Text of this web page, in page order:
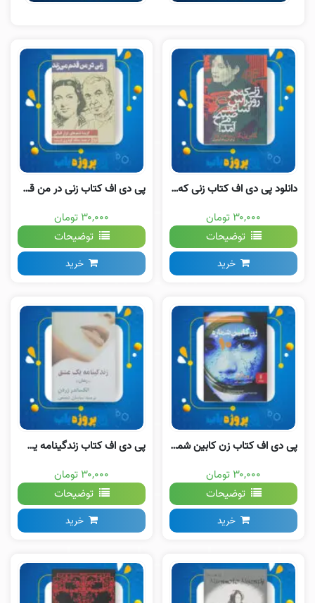
دانلود پی دی اف کتاب زنی که هر روز راس ساعت ۶ صبح می آمد گابریل گارسیا مارکز PDF
۳۰,۰۰۰ تومان
توضیحات
خرید
پی دی اف کتاب زنی در من قدم می زند نزار قبانی
۳۰,۰۰۰ تومان
توضیحات
خرید
پی دی اف کتاب زن کابین شماره ۱۰ روث ور
۳۰,۰۰۰ تومان
توضیحات
خرید
پی دی اف کتاب زندگینامه یک عشق الکساندر ژردن
۳۰,۰۰۰ تومان
توضیحات
خرید